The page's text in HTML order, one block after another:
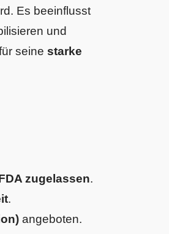
Es beeinflusst
und
seine starke
zugelassen.
.
angeboten.